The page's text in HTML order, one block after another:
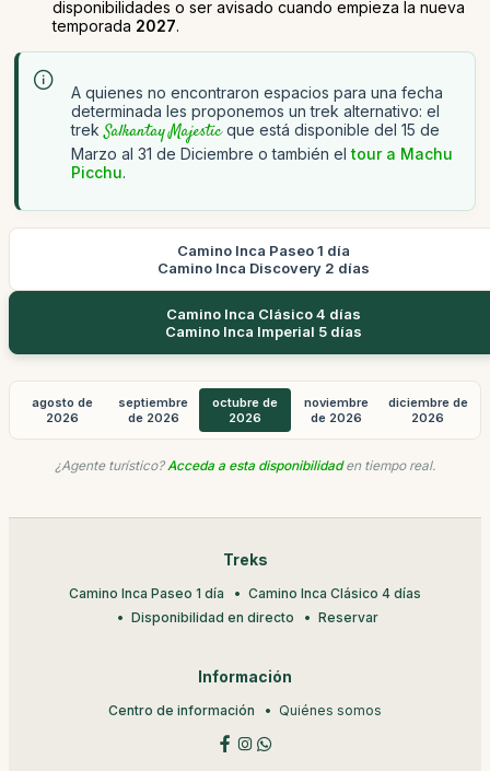
disponibilidades o ser avisado cuando empieza la nueva
temporada 2027.
A quienes no encontraron espacios para una fecha
determinada les proponemos un trek alternativo: el
trek Salkantay Majesticque está disponible del 15 de
Marzo al 31 de Diciembre o también eltour a Machu
Picchu.
Camino Inca Paseo 1 día
Camino Inca Discovery 2 días
Camino Inca Clásico 4 días
Camino Inca Imperial 5 días
agosto de
2026
septiembre
de 2026
octubre de
2026
noviembre
de 2026
diciembre de
2026
¿Agente turístico?Acceda a esta disponibilidaden tiempo real.
Treks
Camino Inca Paseo 1 día
Camino Inca Clásico 4 días
Disponibilidad en directo
Reservar
Información
Centro de información Quiénes somos